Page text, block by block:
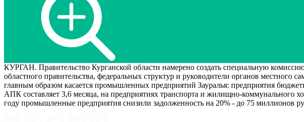
КУРГАН. Правительство Курганской области намерено создать специальную
областного правительства, федеральных структур и руководители органов
главным образом касается промышленных предприятий Зауралья: предприятия
АПК составляет 3,6 месяца, на предприятиях транспорта и жилищно-коммунального
году промышленные предприятия снизили задолженность на 20% - до 75 миллионов